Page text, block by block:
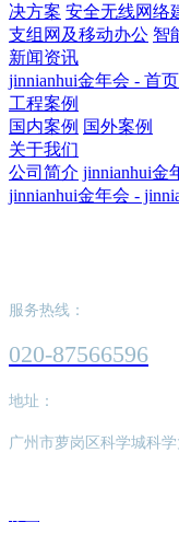
决方案 安全无线网络
支组网及移动办公 智
新闻资讯
jinnianhui金年会 - 首页
工程案例
国内案例 国外案例
关于我们
公司简介 jinnianhui金
jinnianhui金年会 -
服务热线：
020-87566596
地址：
广州市萝岗区科学城科